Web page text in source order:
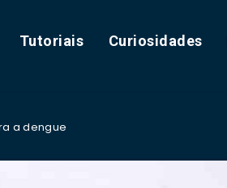
Tutoriais Curiosidades
a dengue